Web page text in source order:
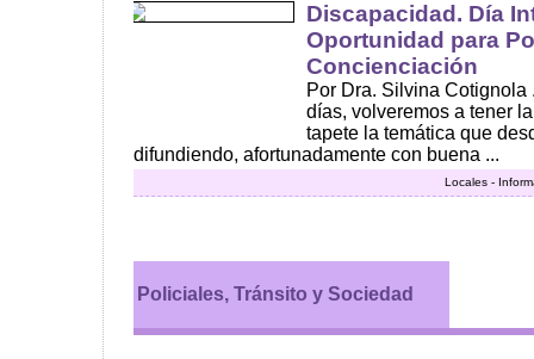
Discapacidad. Día
Oportunidad para
Concienciación
Por Dra. Silvina
días, volveremos a tener
tapete la temática que
difundiendo, afortunadamente con buena ...
Locales -
Policiales, Tránsito y Sociedad